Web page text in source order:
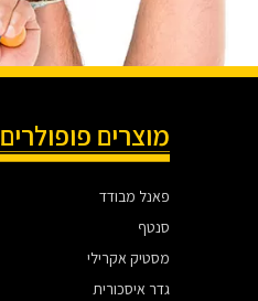
מוצרים פופולרים
פאנל מבודד
סנטף
מסטיק אקרילי
גדר איסכורית